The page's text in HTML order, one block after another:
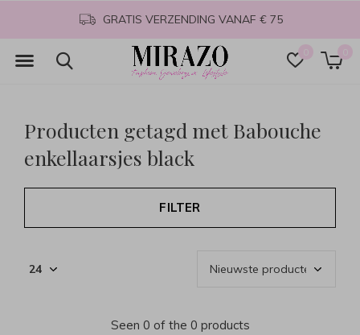
0 0
GRATIS VERZENDING VANAF € 75
Producten getagd met Babouche
enkellaarsjes black
FILTER
Seen 0 of the 0 products